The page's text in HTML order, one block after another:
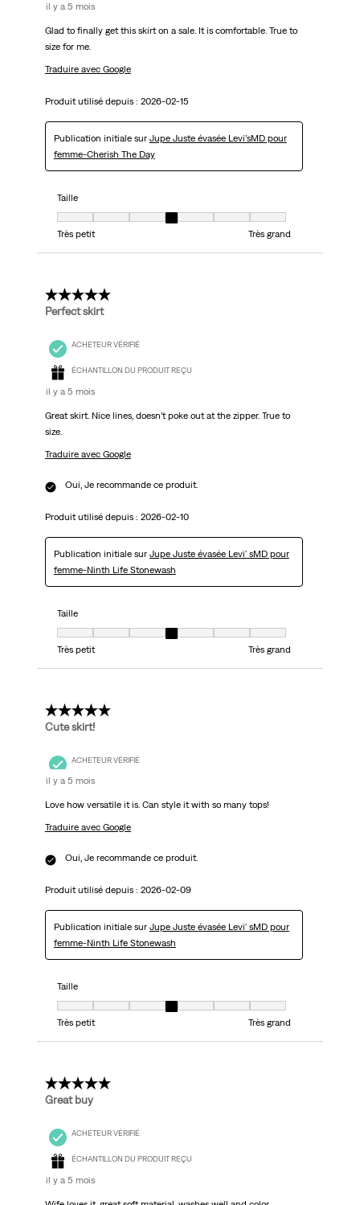
il y a 5 mois
Glad to finally get this skirt on a sale. It is comfortable. True to
size for me.
Traduire avec Google
Produit utilisé depuis : 2026-02-15
Publication initiale sur Jupe Juste évasée Levi’sMD pour
femme-Cherish The Day
Taille
Taille, 4 sur 7, où 1 est égal à Très petit et 7 est égal à Très grand
Très petit
Très grand
5 étoile(s) sur 5.
Perfect skirt
ACHETEUR VÉRIFIÉ
ÉCHANTILLON DU PRODUIT REÇU
il y a 5 mois
Great skirt. Nice lines, doesn’t poke out at the zipper. True to
size.
Traduire avec Google
Oui, Je recommande ce produit.
Produit utilisé depuis : 2026-02-10
Publication initiale sur Jupe Juste évasée Levi' sMD pour
femme-Ninth Life Stonewash
Taille
Taille, 4 sur 7, où 1 est égal à Très petit et 7 est égal à Très grand
Très petit
Très grand
5 étoile(s) sur 5.
Cute skirt!
ACHETEUR VÉRIFIÉ
il y a 5 mois
Love how versatile it is. Can style it with so many tops!
Traduire avec Google
Oui, Je recommande ce produit.
Produit utilisé depuis : 2026-02-09
Publication initiale sur Jupe Juste évasée Levi' sMD pour
femme-Ninth Life Stonewash
Taille
Taille, 4 sur 7, où 1 est égal à Très petit et 7 est égal à Très grand
Très petit
Très grand
5 étoile(s) sur 5.
Great buy
ACHETEUR VÉRIFIÉ
ÉCHANTILLON DU PRODUIT REÇU
il y a 5 mois